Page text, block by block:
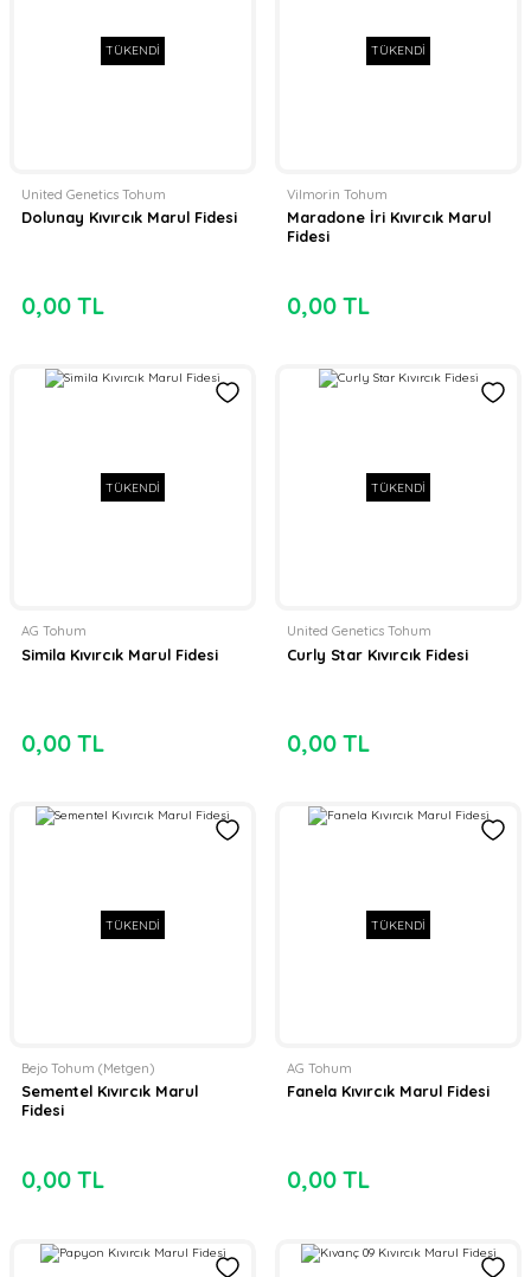
TÜKENDİ
United Genetics Tohum
Dolunay Kıvırcık Marul Fidesi
0,00 TL
TÜKENDİ
Vilmorin Tohum
Maradone İri Kıvırcık Marul
Fidesi
0,00 TL
TÜKENDİ
AG Tohum
Simila Kıvırcık Marul Fidesi
0,00 TL
TÜKENDİ
United Genetics Tohum
Curly Star Kıvırcık Fidesi
0,00 TL
TÜKENDİ
Bejo Tohum (Metgen)
Sementel Kıvırcık Marul
Fidesi
0,00 TL
TÜKENDİ
AG Tohum
Fanela Kıvırcık Marul Fidesi
0,00 TL